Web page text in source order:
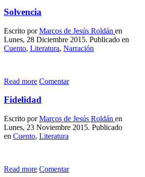
Solvencia
Escrito porMarcos de Jesús Roldán en
Lunes, 28 Diciembre 2015. Publicado en
Cuento, Literatura, Narración
Read more Comentar
Fidelidad
Escrito porMarcos de Jesús Roldán en
Lunes, 23 Noviembre 2015. Publicado
en Cuento, Literatura
Read more Comentar